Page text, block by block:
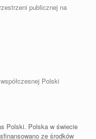
publicznej na
Polski
Polski. Polska w świecie
ze środków